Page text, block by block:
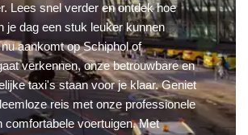
Lees snel verder en ontdek hoe
je dag een stuk leuker kunnen
aankomt op Schiphol of
verkennen, onze betrouwbare en
taxi's staan voor je klaar. Geniet
reis met onze professionele
comfortabele voertuigen. Met